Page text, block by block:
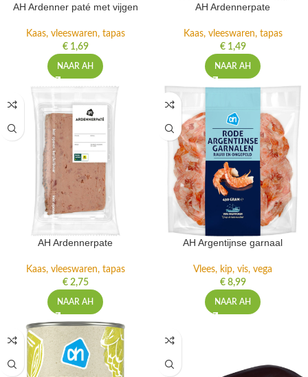
AH Ardenner paté met vijgen
Kaas, vleeswaren, tapas
€1,69
NAAR AH
AH Ardennerpate
Kaas, vleeswaren, tapas
€1,49
NAAR AH
AH Ardennerpate
Kaas, vleeswaren, tapas
€2,75
NAAR AH
AH Argentijnse garnaal
Vlees, kip, vis, vega
€8,99
NAAR AH